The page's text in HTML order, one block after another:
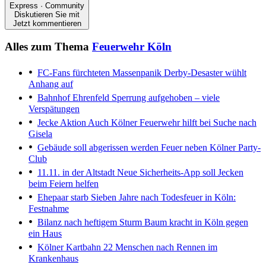
Express · Community
Diskutieren Sie mit
Jetzt kommentieren
Alles zum Thema Feuerwehr Köln
FC-Fans fürchteten Massenpanik Derby-Desaster wühlt
Anhang auf
Bahnhof Ehrenfeld Sperrung aufgehoben – viele
Verspätungen
Jecke Aktion Auch Kölner Feuerwehr hilft bei Suche nach
Gisela
Gebäude soll abgerissen werden Feuer neben Kölner Party-
Club
11.11. in der Altstadt Neue Sicherheits-App soll Jecken
beim Feiern helfen
Ehepaar starb Sieben Jahre nach Todesfeuer in Köln:
Festnahme
Bilanz nach heftigem Sturm Baum kracht in Köln gegen
ein Haus
Kölner Kartbahn 22 Menschen nach Rennen im
Krankenhaus